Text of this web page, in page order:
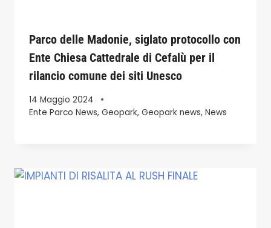
Parco delle Madonie, siglato protocollo con
Ente Chiesa Cattedrale di Cefalù per il
rilancio comune dei siti Unesco
14 Maggio 2024
Ente Parco News, Geopark, Geopark news, News